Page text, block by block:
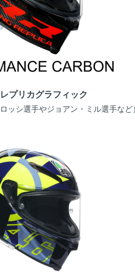
プリカグラフィック
ッシ選手やジョアン・ミル選手など）